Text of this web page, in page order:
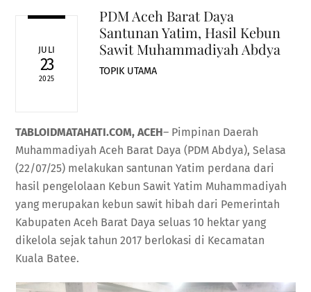
JULI
23
2025
PDM Aceh Barat Daya
Santunan Yatim, Hasil Kebun
Sawit Muhammadiyah Abdya
TOPIK UTAMA
TABLOIDMATAHATI.COM, ACEH– Pimpinan Daerah
Muhammadiyah Aceh Barat Daya (PDM Abdya), Selasa
(22/07/25) melakukan santunan Yatim perdana dari
hasil pengelolaan Kebun Sawit Yatim Muhammadiyah
yang merupakan kebun sawit hibah dari Pemerintah
Kabupaten Aceh Barat Daya seluas 10 hektar yang
dikelola sejak tahun 2017 berlokasi di Kecamatan
Kuala Batee.